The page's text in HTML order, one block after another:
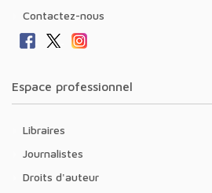
Contactez-nous
Espace professionnel
Libraires
Journalistes
Droits d'auteur